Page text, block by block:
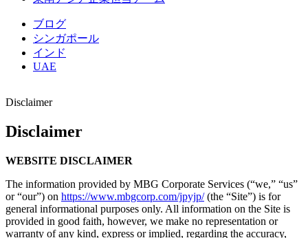
ブログ
シンガポール
インド
UAE
Disclaimer
Disclaimer
WEBSITE DISCLAIMER
The information provided by MBG Corporate Services (“we,” “us”
or “our”) on https://www.mbgcorp.com/jpyjp/(the “Site”) is for
general informational purposes only. All information on the Site is
provided in good faith, however, we make no representation or
warranty of any kind, express or implied, regarding the accuracy,